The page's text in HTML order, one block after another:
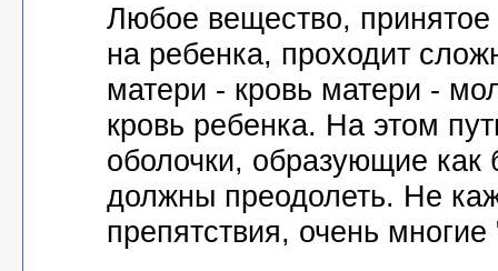
Любое вещество, принятое
на ребенка, проходит
матери - кровь матери -
кровь ребенка. На этом
оболочки, образующие как
должны преодолеть. Не
препятствия, очень